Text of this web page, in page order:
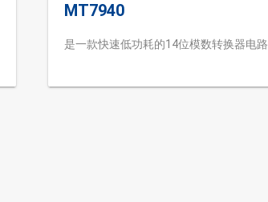
MT7940
是一款快速低功耗的14位模数转换器电路